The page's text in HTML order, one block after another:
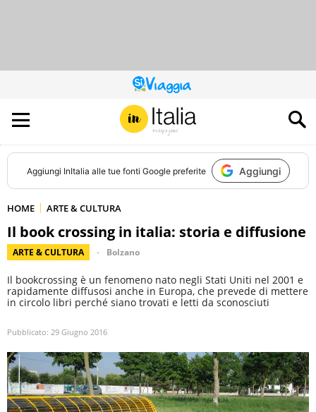
QUESTO
SITO
CONTRIBUISCE
ALL’AUDIENCE
DI
Aggiungi InItalia alle tue fonti Google preferite Aggiungi
HOME ARTE & CULTURA
Il book crossing in italia: storia e diffusione
ARTE & CULTURA Bolzano
Il bookcrossing è un fenomeno nato negli Stati Uniti nel 2001 e
rapidamente diffusosi anche in Europa, che prevede di mettere
in circolo libri perché siano trovati e letti da sconosciuti
Pubblicato: 29 Giugno 2016